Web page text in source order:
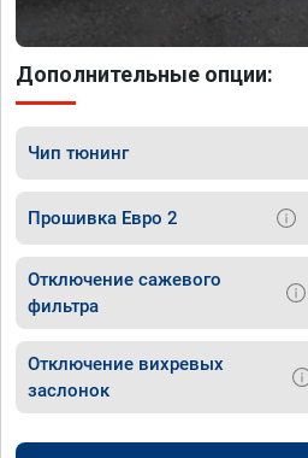
Дополнительные опции:
Чип тюнинг
Прошивка Евро 2
Отключение сажевого
фильтра
Отключение вихревых
заслонок